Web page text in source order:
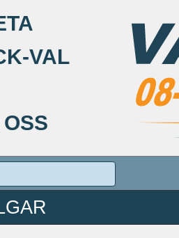
VAL